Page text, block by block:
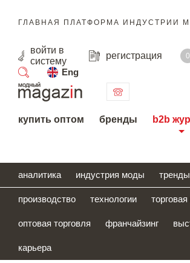
ГЛАВНАЯ ПЛАТФОРМА ИНДУСТРИИ
войти в
систему
регистрация 0
Eng
поиск
купить оптом бренды b2b
аналитика индустрия моды тренды
производство технологии
оптовая торговля франчайзинг
карьера